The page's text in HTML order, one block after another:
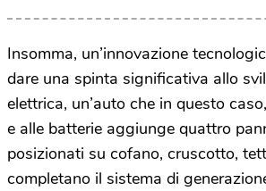
Insomma, un’innovazione
dare una spinta significativa allo
elettrica, un’auto che in questo
e alle batterie aggiunge quattro
posizionati su cofano, cruscotto,
completano il sistema di